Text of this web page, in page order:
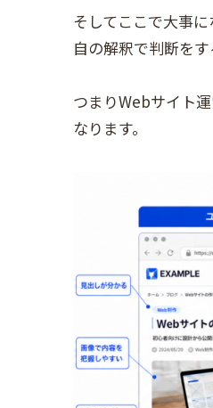
そしてここで大事
自の解釈で判断をす
つまりWebサイト
なります。